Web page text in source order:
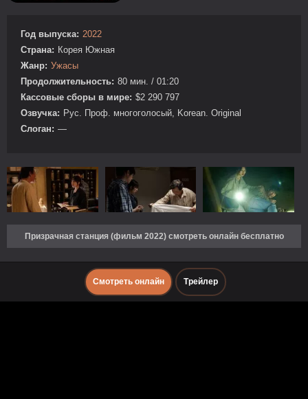
Год выпуска: 2022
Страна: Корея Южная
Жанр: Ужасы
Продолжительность: 80 мин. / 01:20
Кассовые сборы в мире: $2 290 797
Озвучка: Рус. Проф. многоголосый, Korean. Original
Слоган: —
Призрачная станция (фильм 2022) смотреть онлайн бесплатно
Смотреть онлайн Трейлер